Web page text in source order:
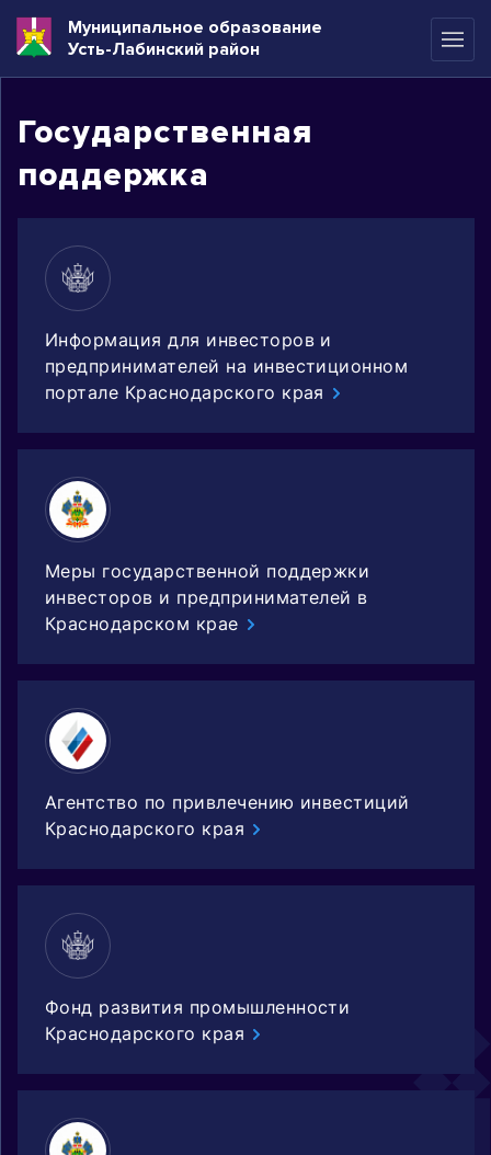
Муниципальное образование
Усть-Лабинский район
Государственная
поддержка
Информация для инвесторов и
предпринимателей на инвестиционном
портале Краснодарского края
Меры государственной поддержки
инвесторов и предпринимателей в
Краснодарском крае
Агентство по привлечению инвестиций
Краснодарского края
Фонд развития промышленности
Краснодарского края